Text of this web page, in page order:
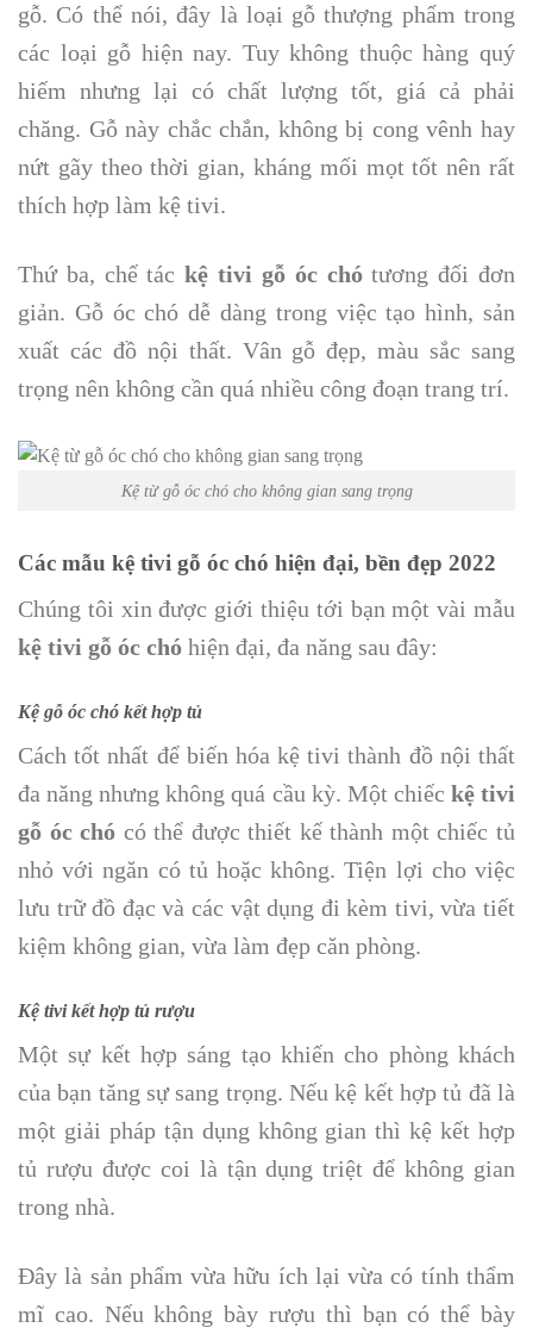
gỗ. Có thể nói, đây là loại gỗ thượng phẩm trong
các loại gỗ hiện nay. Tuy không thuộc hàng quý
hiếm nhưng lại có chất lượng tốt, giá cả phải
chăng. Gỗ này chắc chắn, không bị cong vênh hay
nứt gãy theo thời gian, kháng mối mọt tốt nên rất
thích hợp làm kệ tivi.
Thứ ba, chế táckệ tivi gỗ óc chótương đối đơn
giản. Gỗ óc chó dễ dàng trong việc tạo hình, sản
xuất các đồ nội thất. Vân gỗ đẹp, màu sắc sang
trọng nên không cần quá nhiều công đoạn trang trí.
Kệ từ gỗ óc chó cho không gian sang trọng
Các mẫu kệ tivi gỗ óc chó hiện đại, bền đẹp 2022
Chúng tôi xin được giới thiệu tới bạn một vài mẫu
kệ tivi gỗ óc chó hiện đại, đa năng sau đây:
Kệ gỗ óc chó kết hợp tủ
Cách tốt nhất để biến hóa kệ tivi thành đồ nội thất
đa năng nhưng không quá cầu kỳ. Một chiếc kệ tivi
gỗ óc chó có thể được thiết kế thành một chiếc tủ
nhỏ với ngăn có tủ hoặc không. Tiện lợi cho việc
lưu trữ đồ đạc và các vật dụng đi kèm tivi, vừa tiết
kiệm không gian, vừa làm đẹp căn phòng.
Kệ tivi kết hợp tủ rượu
Một sự kết hợp sáng tạo khiến cho phòng khách
của bạn tăng sự sang trọng. Nếu kệ kết hợp tủ đã là
một giải pháp tận dụng không gian thì kệ kết hợp
tủ rượu được coi là tận dụng triệt để không gian
trong nhà.
Đây là sản phẩm vừa hữu ích lại vừa có tính thẩm
mĩ cao. Nếu không bày rượu thì bạn có thể bày